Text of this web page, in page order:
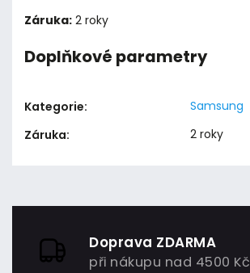
Záruka: 2 roky
Doplňkové parametry
Kategorie:
Samsung
Záruka: 2 roky
Doprava ZDARMA
při nákupu nad 4500 Kč